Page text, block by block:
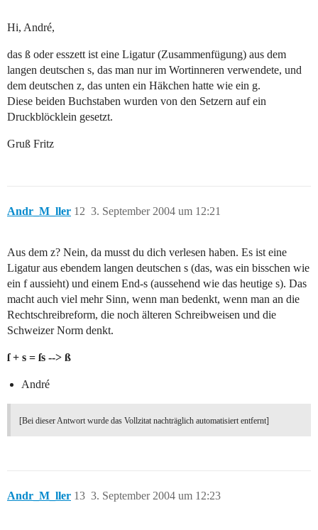
Hi, André,
das ß oder esszett ist eine Ligatur (Zusammenfügung) aus dem
langen deutschen s, das man nur im Wortinneren verwendete, und
dem deutschen z, das unten ein Häkchen hatte wie ein g.
Diese beiden Buchstaben wurden von den Setzern auf ein
Druckblöcklein gesetzt.
Gruß Fritz
Andr_M_ller 3. September 2004 um 12:21
12
Aus dem z? Nein, da musst du dich verlesen haben. Es ist eine
Ligatur aus ebendem langen deutschen s (das, was ein bisschen wie
ein f aussieht) und einem End-s (aussehend wie das heutige s). Das
macht auch viel mehr Sinn, wenn man bedenkt, wenn man an die
Rechtschreibreform, die noch älteren Schreibweisen und die
Schweizer Norm denkt.
ſ + s = ſs --> ß
André
[Bei dieser Antwort wurde das Vollzitat nachträglich automatisiert entfernt]
Andr_M_ller 3. September 2004 um 12:23
13